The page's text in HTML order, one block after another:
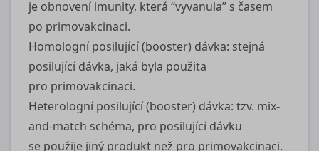
je obnovení imunity, která “vyvanula” s časem
po primovakcinaci.
Homologní posilující (booster) dávka: stejná
posilující dávka, jaká byla použita
pro primovakcinaci.
Heterologní posilující (booster) dávka: tzv. mix-
and-match schéma, pro posilující dávku
se použije jiný produkt než pro primovakcinaci.